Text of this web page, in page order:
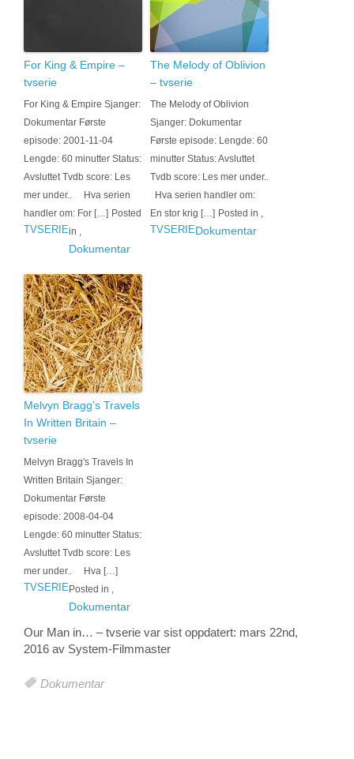
For King & Empire –
tvserie
For King & Empire Sjanger:
Dokumentar Første
episode: 2001-11-04
Lengde: 60 minutter Status:
Avsluttet Tvdb score: Les
mer under.. Hva serien
handler om: For […] Posted
in
TVSERIE
Dokumentar
The Melody of Oblivion
– tvserie
The Melody of Oblivion
Sjanger: Dokumentar
Første episode: Lengde: 60
minutter Status: Avsluttet
Tvdb score: Les mer under..
Hva serien handler om:
En stor krig […] Posted in
TVSERIEDokumentar
Melvyn Bragg’s Travels
In Written Britain –
tvserie
Melvyn Bragg's Travels In
Written Britain Sjanger:
Dokumentar Første
episode: 2008-04-04
Lengde: 60 minutter Status:
Avsluttet Tvdb score: Les
mer under.. Hva […]
Posted in
TVSERIE
Dokumentar
Our Man in… – tvserie var sist oppdatert: mars 22nd,
2016 av System-Filmmaster
Dokumentar